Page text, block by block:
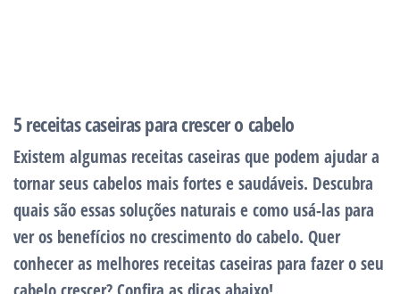
5 receitas caseiras para crescer o cabelo
Existem algumas receitas caseiras que podem ajudar a
tornar seus cabelos mais fortes e saudáveis. Descubra
quais são essas soluções naturais e como usá-las para
ver os benefícios no crescimento do cabelo. Quer
conhecer as melhores receitas caseiras para fazer o seu